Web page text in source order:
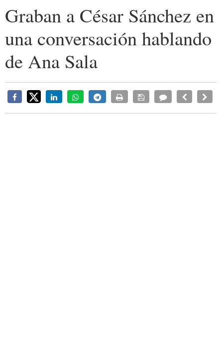
Graban a César Sánchez en
una conversación hablando
de Ana Sala